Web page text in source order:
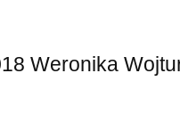
Weronika